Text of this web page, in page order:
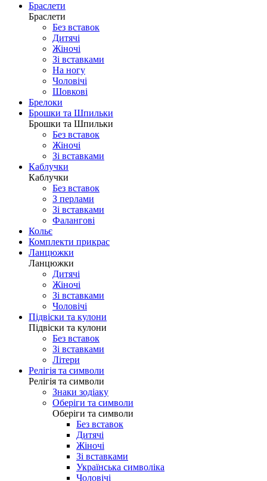
Браслети
Браслети
Без вставок
Дитячі
Жіночі
Зі вставками
На ногу
Чоловічі
Шовковi
Брелоки
Брошки та Шпильки
Брошки та Шпильки
Без вставок
Жіночі
Зі вставками
Каблучки
Каблучки
Без вставок
З перлами
Зі вставками
Фаланговi
Кольє
Комплекти прикрас
Ланцюжки
Ланцюжки
Дитячі
Жіночі
Зі вставками
Чоловічі
Підвіски та кулони
Підвіски та кулони
Без вставок
Зі вставками
Літери
Релігія та символи
Релігія та символи
Знаки зодіаку
Оберіги та символи
Оберіги та символи
Без вставок
Дитячі
Жіночі
Зі вставками
Українська символіка
Чоловічі